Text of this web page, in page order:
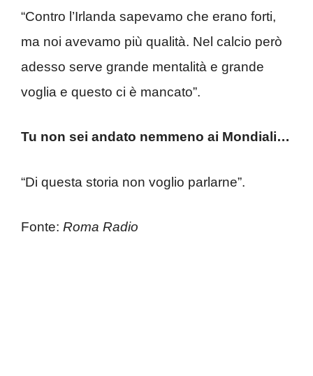
“Contro l’Irlanda sapevamo che erano forti,
ma noi avevamo più qualità. Nel calcio però
adesso serve grande mentalità e grande
voglia e questo ci è mancato”.
Tu non sei andato nemmeno ai Mondiali…
“Di questa storia non voglio parlarne”.
Fonte: Roma Radio